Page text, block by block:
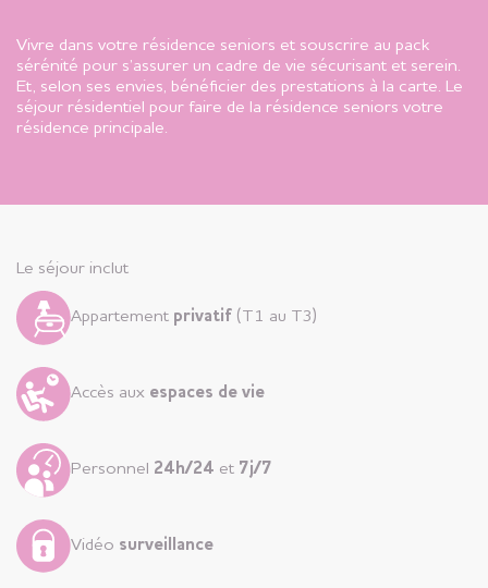
Vivre dans votre résidence seniors et souscrire au pack
sérénité pour s’assurer un cadre de vie sécurisant et serein.
Et, selon ses envies, bénéficier des prestations à la carte. Le
séjour résidentiel pour faire de la résidence seniors votre
résidence principale.
Le séjour inclut
Appartement privatif (T1 au T3)
Accès aux espaces de vie
Personnel 24h/24 et 7j/7
Vidéo surveillance